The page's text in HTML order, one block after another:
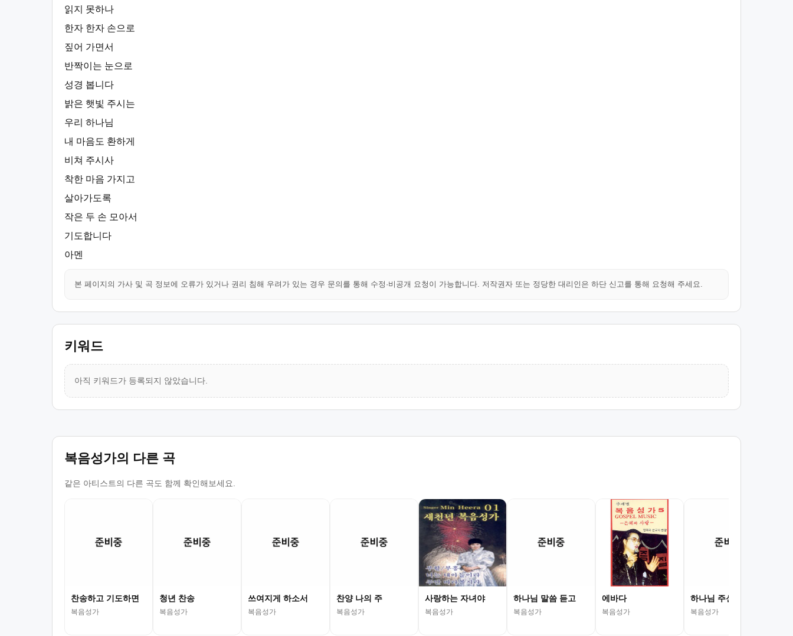
읽지 못하나
한자 한자 손으로
짚어 가면서
반짝이는 눈으로
성경 봅니다
밝은 햇빛 주시는
우리 하나님
내 마음도 환하게
비쳐 주시사
착한 마음 가지고
살아가도록
작은 두 손 모아서
기도합니다
아멘
본 페이지의 가사 및 곡 정보에 오류가 있거나 권리 침해 우려가 있는 경우 문의를 통해 수정·비공개 요청이 가능합니다. 저작권자 또는 정당한 대리인은 하단 신고를 통해 요청해 주세요.
키워드
아직 키워드가 등록되지 않았습니다.
복음성가의 다른 곡
같은 아티스트의 다른 곡도 함께 확인해보세요.
찬송하고 기도하면
복음성가
청년 찬송
복음성가
쓰여지게 하소서
복음성가
찬양 나의 주
복음성가
사랑하는 자녀야
복음성가
하나님 말씀 듣고
복음성가
에바다
복음성가
하나님 주신 이 땅
복음성가